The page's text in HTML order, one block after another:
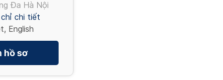
Đa Hà Nội
chi tiết
English
hồ sơ